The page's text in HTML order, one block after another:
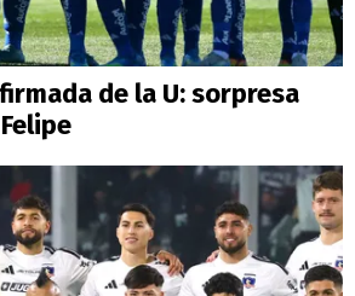
de la U: sorpresa